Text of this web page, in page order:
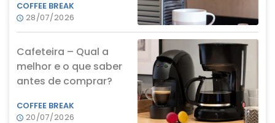
COFFEE BREAK
28/07/2026
Cafeteira – Qual a
melhor e o que saber
antes de comprar?
COFFEE BREAK
20/07/2026